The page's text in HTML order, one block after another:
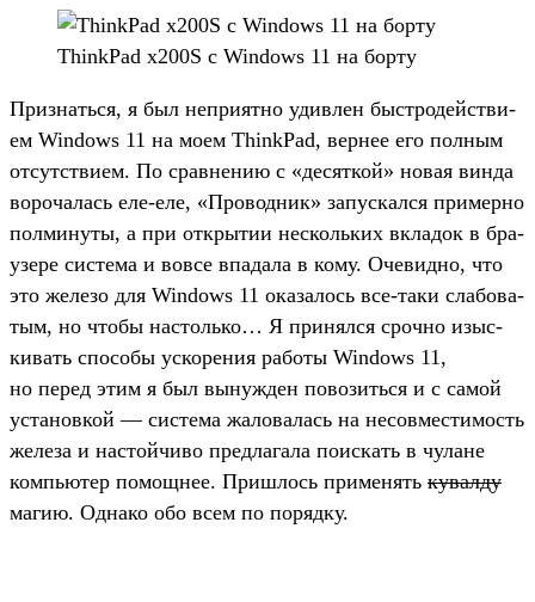
ThinkPad x200S c Windows 11 на бор­ту
Приз­нать­ся, я был неп­рият­но удив­лен быс­тро­дей­стви­
ем Windows 11 на моем ThinkPad, вер­нее его пол­ным
отсутс­тви­ем. По срав­нению с «десят­кой» новая вин­да
вороча­лась еле‑еле, «Про­вод­ник» запус­кался при­мер­но
пол­минуты, а при откры­тии нес­коль­ких вкла­док в бра­
узе­ре сис­тема и вов­се впа­дала в кому. Оче­вид­но, что
это железо для Windows 11 ока­залось все‑таки сла­бова­
тым, но что­бы нас­толь­ко… Я при­нял­ся сроч­но изыс­
кивать спо­собы уско­рения работы Windows 11,
но перед этим я был вынуж­ден повозить­ся и с самой
уста­нов­кой — сис­тема жалова­лась на несов­мести­мость
железа и нас­той­чиво пред­лагала поис­кать в чулане
компь­ютер помощ­нее. Приш­лось при­менять ку­вал­ду
магию. Одна­ко обо всем по поряд­ку.